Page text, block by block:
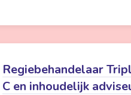
Regiebehandelaar
C en inhoudelijk